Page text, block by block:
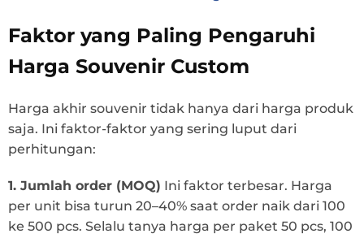
Faktor yang Paling Pengaruhi
Harga Souvenir Custom
Harga akhir souvenir tidak hanya dari harga produk
saja. Ini faktor-faktor yang sering luput dari
perhitungan:
1. Jumlah order (MOQ) Ini faktor terbesar. Harga
per unit bisa turun 20–40% saat order naik dari 100
ke 500 pcs. Selalu tanya harga per paket 50 pcs, 100